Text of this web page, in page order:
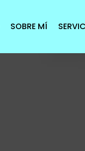
SOBRE MÍ